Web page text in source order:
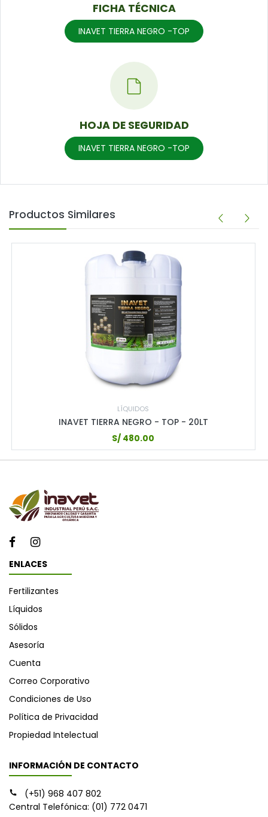
FICHA TÉCNICA
INAVET TIERRA NEGRO -TOP
HOJA DE SEGURIDAD
INAVET TIERRA NEGRO -TOP
Productos Similares
LÍQUIDOS
INAVET TIERRA NEGRO - TOP - 20LT
S/ 480.00
ENLACES
Fertilizantes
Líquidos
Sólidos
Asesoría
Cuenta
Correo Corporativo
Condiciones de Uso
Política de Privacidad
Propiedad Intelectual
INFORMACIÓN DE CONTACTO
(+51) 968 407 802
Central Telefónica: (01) 772 0471